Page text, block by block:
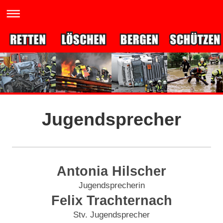
Jugendsprecher
Antonia Hilscher
Jugendsprecherin
Felix Trachternach
Stv. Jugendsprecher